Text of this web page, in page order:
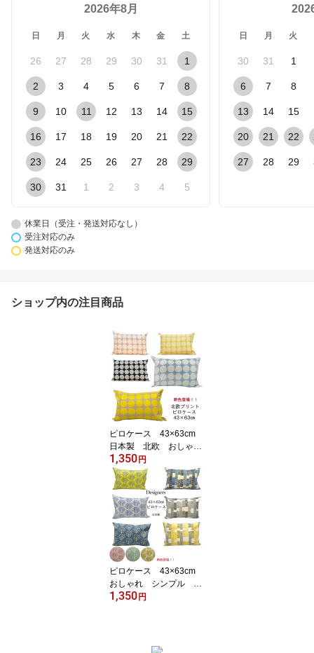
2026年8月
日 月 火 水 木 金 土
26 27 28 29 30 31 1
2 3 4 5 6 7 8
9 10 11 12 13 14 15
16 17 18 19 20 21 22
23 24 25 26 27 28 29
30 31 1 2 3 4 5
日 月 火
30 31 1
6 7 8
13 14 15
20 21 22
27 28 29
休業日（受注・発送対応なし）
受注対応のみ
発送対応のみ
ショップ内の注目商品
ピロケース 43×63cm
日本製 北欧 おしゃ
れ シンプル 可愛い
枕カバー コットン10
0% FABRIC'S 日本縫
製 綿100％ 人気
1,350円
ピロケース 43×63cm
おしゃれ シンプル 可
愛い 枕カバー コット
ル 洗える 木柄 イギ
1,350円